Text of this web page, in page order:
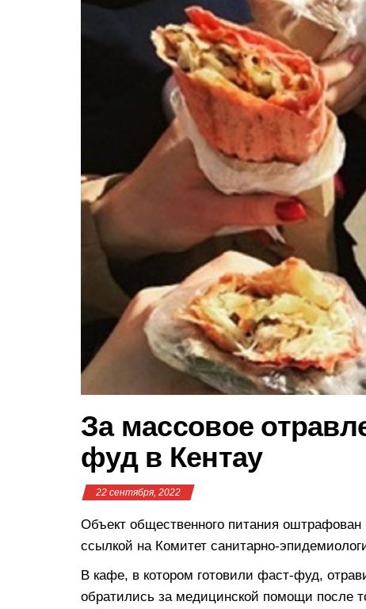
За массовое
фуд в Кентау
22 сентября, 2022
Объект общественного питания оштрафован
ссылкой на Комитет санитарно-
В кафе, в котором готовили фаст-фуд,
обратились за медицинской помощи после